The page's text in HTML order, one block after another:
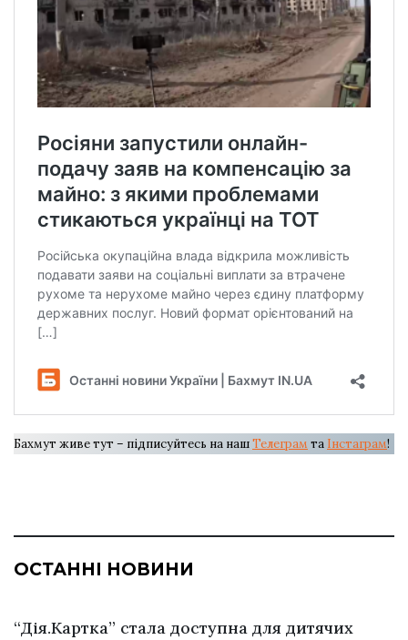
Бахмут живе тут – підписуйтесь на нашТелеграм та Інстаграм!
ОСТАННІ НОВИНИ
“Дія.Картка” стала доступна для дитячих